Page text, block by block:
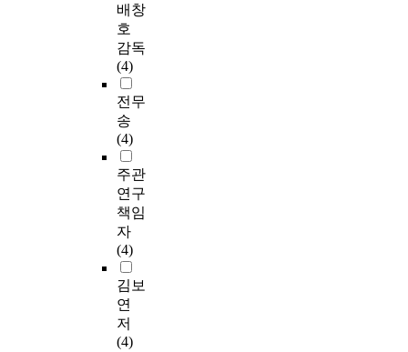
배창
호
감독
(4)
전무
송
(4)
주관
연구
책임
자
(4)
김보
연
저
(4)